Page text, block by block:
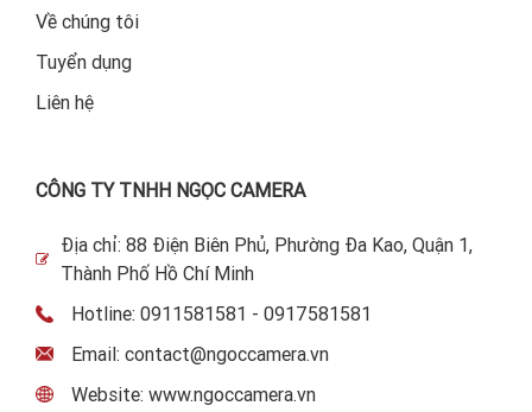
Về chúng tôi
Tuyển dụng
Liên hệ
CÔNG TY TNHH NGỌC CAMERA
Địa chỉ: 88 Điện Biên Phủ, Phường Đa Kao, Quận 1,
Thành Phố Hồ Chí Minh
Hotline: 0911581581 - 0917581581
Email: contact@ngoccamera.vn
Website: www.ngoccamera.vn